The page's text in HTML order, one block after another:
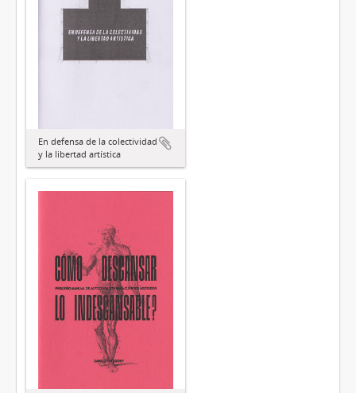
En defensa de la colectividad
y la libertad artística